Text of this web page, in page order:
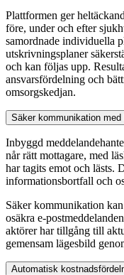
Plattformen ger
före, under och efter
samordnade individuella
utskrivningsplaner
och kan följas upp.
ansvarsfördelning och
omsorgskedjan.
Säker kommunikation
Inbyggd
når rätt mottagare, med
har tagits emot och lästs.
informationsbortfall och
Säker kommunikation
osäkra e-
aktörer har tillgång till
gemensam lägesbild
Automatisk